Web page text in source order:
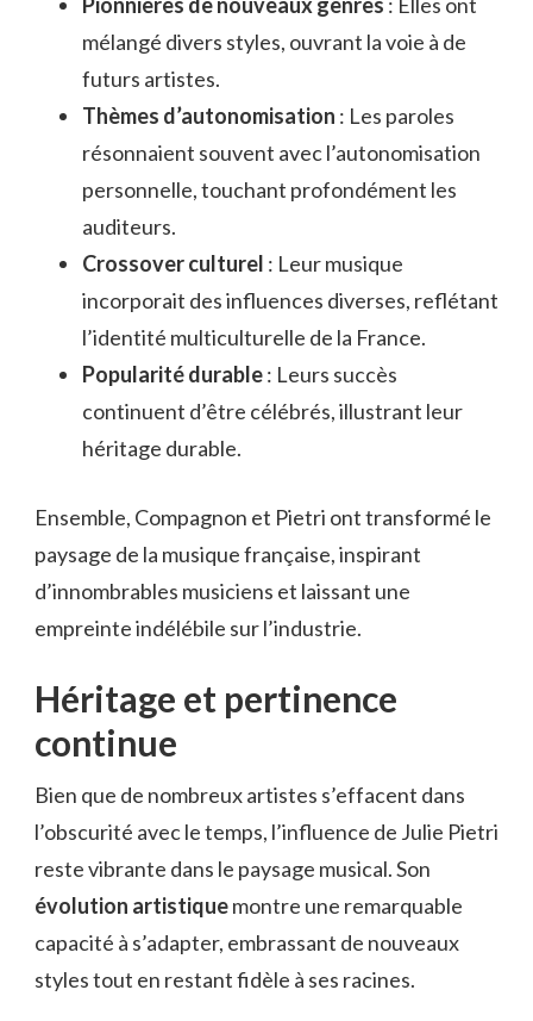
mélangé divers styles, ouvrant la voie à de
futurs artistes.
Thèmes d’autonomisation : Les paroles
résonnaient souvent avec l’autonomisation
personnelle, touchant profondément les
auditeurs.
Crossover culturel : Leur musique
incorporait des influences diverses, reflétant
l’identité multiculturelle de la France.
Popularité durable: Leurs succès
continuent d’être célébrés, illustrant leur
héritage durable.
Ensemble, Compagnon et Pietri ont transformé le
paysage de la musique française, inspirant
d’innombrables musiciens et laissant une
empreinte indélébile sur l’industrie.
Héritage et pertinence
continue
Bien que de nombreux artistes s’effacent dans
l’obscurité avec le temps, l’influence de Julie Pietri
reste vibrante dans le paysage musical. Son
évolution artistiquemontre une remarquable
capacité à s’adapter, embrassant de nouveaux
styles tout en restant fidèle à ses racines.